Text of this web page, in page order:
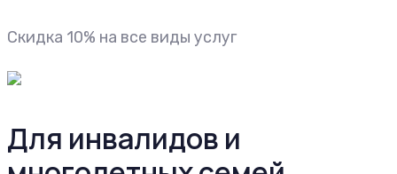
Cкидка 10% на все виды услуг
Для инвалидов и